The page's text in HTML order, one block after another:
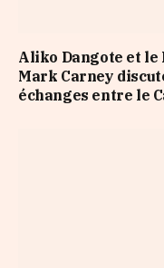
Aliko Dangote et
Mark Carney
échanges entre le